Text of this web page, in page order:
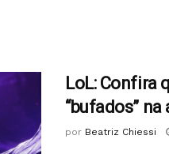
LoL: Confira
“bufados”
por Beatriz Chiessi